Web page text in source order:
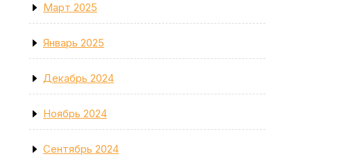
Март 2025
Январь 2025
Декабрь 2024
Ноябрь 2024
Сентябрь 2024